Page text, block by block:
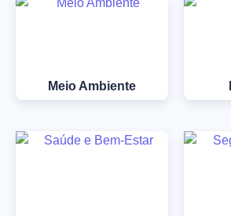
Meio Ambiente